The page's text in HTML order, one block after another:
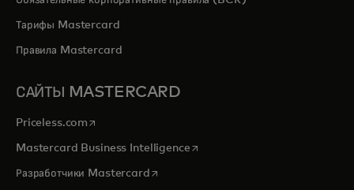
Тарифы Mastercard
Правила Mastercard
САЙТЫ MASTERCARD
Priceless.com opens in a new tab
Mastercard Business Intelligenceopens in a new tab
Разработчики Mastercardopens in a new tab